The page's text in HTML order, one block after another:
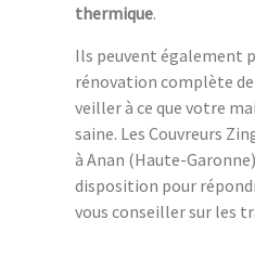
thermique.
Ils peuvent également
rénovation complète
veiller à ce que votre
saine. Les Couvreurs
à Anan (Haute-
disposition pour
vous conseiller sur les